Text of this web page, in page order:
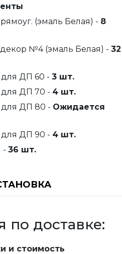
(эмаль Белая) - 8
№4 (эмаль Белая) - 32
для ДП 60 - 3 шт.
для ДП 70 - 4 шт.
для ДП 80 - Ожидается
для ДП 90 - 4 шт.
- 36 шт.
доставке:
и стоимость